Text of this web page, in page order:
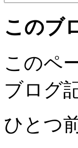
このブ
このペ
ブログ
ひとつ